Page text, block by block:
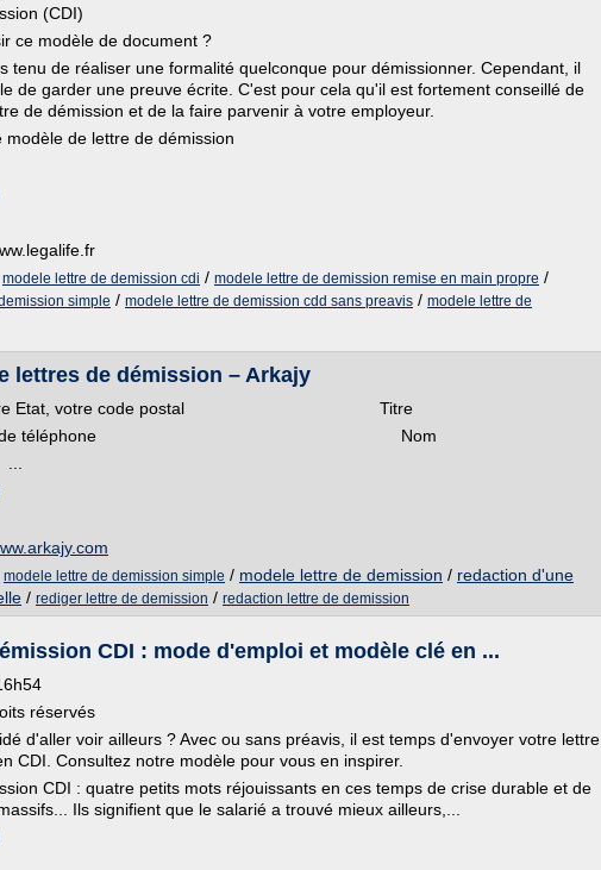
(CDI)
ce modèle de document ?
tenu de réaliser une formalité quelconque pour démissionner. Cependant, il
de garder une preuve écrite. C'est pour cela qu'il est fortement conseillé de
de démission et de la faire parvenir à votre employeur.
modèle de lettre de démission
modele lettre de demission cdi / modele lettre de demission remise en main propre /
simple / modele lettre de demission cdd sans preavis / modele lettre de
lettres de démission – Arkajy
votre Etat, votre code postal Titre
de téléphone Nom
modele lettre de demission simple / modele lettre de demission / redaction d'une
/ rediger lettre de demission / redaction lettre de demission
CDI : mode d'emploi et modèle clé en ...
réservés
d'aller voir ailleurs ? Avec ou sans préavis, il est temps d'envoyer votre lettre
CDI. Consultez notre modèle pour vous en inspirer.
CDI : quatre petits mots réjouissants en ces temps de crise durable et de
Ils signifient que le salarié a trouvé mieux ailleurs,...